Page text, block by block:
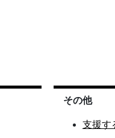
その他
支援す